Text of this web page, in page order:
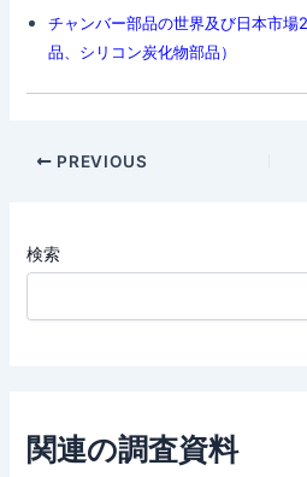
チャンバー部品の世界及び日本市
品、シリコン炭化物部品）
Post
PREVIOUS
検索
関連の調査資料